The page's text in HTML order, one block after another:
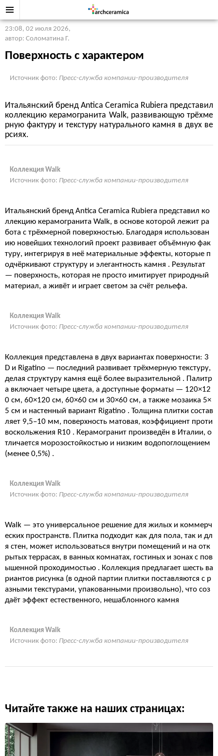
23:08, 02 июля 2026,
автор: Соломатина Г.
Поверхность с характером
Источник фото: Пресс-служба компании-производителя
Итальянский бренд Antica Ceramica Rubiera представил
коллекцию керамогранита Walk, развивающую трёхме
рную фактуру и текстуру натурального камня в двух ве
рсиях.
Коллекция Walk
Источник фото: Пресс-служба компании-производителя
Итальянский бренд Antica Ceramica Rubiera представил ко
ллекцию керамогранита Walk, в основе которой лежит ра
бота с трёхмерной поверхностью. Благодаря использован
ию новейших технологий проект развивает объёмную фак
туру, интегрируя в неё материальные эффекты, которые п
одчёркивают структуру и элегантность камня . Результат
— поверхность, которая не просто имитирует природный
материал, а живёт и играет светом за счёт рельефа.
Коллекция Walk
Источник фото: Пресс-служба компании-производителя
Коллекция представлена в двух вариантах поверхности: 3
D и Rigatino — последний развивает трёхмерную текстуру,
делая структуру камня ещё более выразительной . Палитр
а включает четыре цвета, а доступные форматы — 120×12
0 см, 60×120 см, 60×60 см и 30×60 см, а также мозаика 5×
5 см и настенный вариант Rigatino . Толщина плитки состав
ляет 9,5–10 мм, поверхность матовая, коэффициент проти
воскольжения R10 . Керамогранит произведён в Италии, о
тличается морозостойкостью и низким водопоглощением
(менее 0,5%) .
Коллекция Walk
Источник фото: Пресс-служба компании-производителя
Walk — это универсальное решение для жилых и коммерч
еских пространств. Плитка подходит как для пола, так и дл
я стен, может использоваться внутри помещений и на отк
рытых террасах, в ванных комнатах, гостиных и зонах с пов
ышенной проходимостью . Коллекция предлагает шесть ва
риантов рисунка (в одной партии плитки поставляются с р
азными текстурами, упакованными произвольно), что соз
даёт эффект естественного, нешаблонного камня
Коллекция Walk
Источник фото: Пресс-служба компании-производителя
Читайте также на наших страницах: